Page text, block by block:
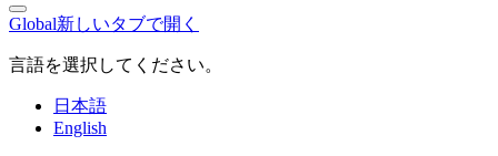
Global新しいタブで開く
言語を選択してください。
日本語
English